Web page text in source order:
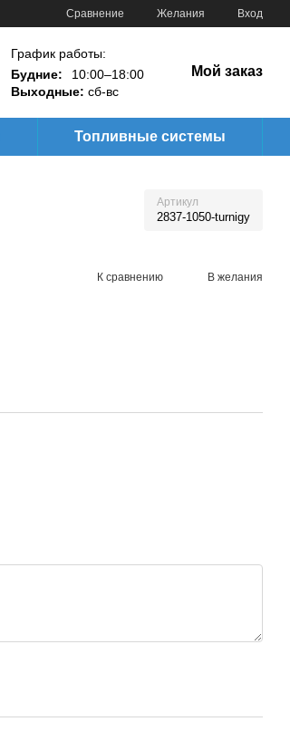
Сравнение Желания Вход
График работы:
Будние:
10:00–18:00
Выходные: сб-вс
Мой заказ
Топливные системы
Артикул
2837-1050-turnigy
К сравнению В желания